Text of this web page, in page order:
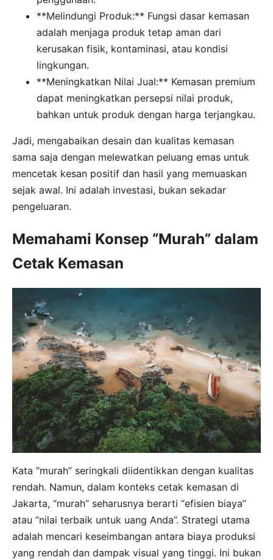
**Melindungi Produk:** Fungsi dasar kemasan
adalah menjaga produk tetap aman dari
kerusakan fisik, kontaminasi, atau kondisi
lingkungan.
**Meningkatkan Nilai Jual:** Kemasan premium
dapat meningkatkan persepsi nilai produk,
bahkan untuk produk dengan harga terjangkau.
Jadi, mengabaikan desain dan kualitas kemasan
sama saja dengan melewatkan peluang emas untuk
mencetak kesan positif dan hasil yang memuaskan
sejak awal. Ini adalah investasi, bukan sekadar
pengeluaran.
Memahami Konsep “Murah” dalam
Cetak Kemasan
Kata “murah” seringkali diidentikkan dengan kualitas
rendah. Namun, dalam konteks cetak kemasan di
Jakarta, “murah” seharusnya berarti “efisien biaya”
atau “nilai terbaik untuk uang Anda”. Strategi utama
adalah mencari keseimbangan antara biaya produksi
yang rendah dan dampak visual yang tinggi. Ini bukan